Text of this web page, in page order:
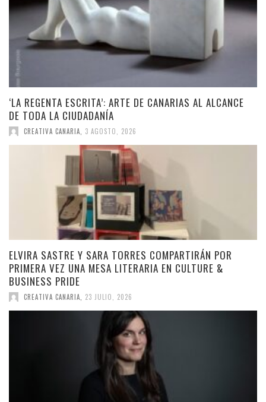
‘LA REGENTA ESCRITA’: ARTE DE CANARIAS AL ALCANCE
DE TODA LA CIUDADANÍA
CREATIVA CANARIA 3 AGOSTO, 2026
ELVIRA SASTRE Y SARA TORRES COMPARTIRÁN POR
PRIMERA VEZ UNA MESA LITERARIA EN CULTURE &
BUSINESS PRIDE
CREATIVA CANARIA 23 JULIO, 2026